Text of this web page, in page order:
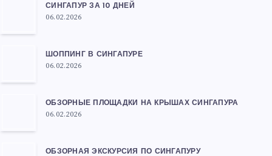
СИНГАПУР ЗА 10 ДНЕЙ
06.02.2026
ШОППИНГ В СИНГАПУРЕ
06.02.2026
ОБЗОРНЫЕ ПЛОЩАДКИ НА КРЫШАХ СИНГАПУРА
06.02.2026
ОБЗОРНАЯ ЭКСКУРСИЯ ПО СИНГАПУРУ